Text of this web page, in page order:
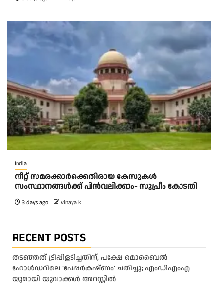
India
നീറ്റ് സമരക്കാർക്കെതിരായ കേസുകൾ
സംസ്ഥാനങ്ങൾക്ക് പിൻവലിക്കാം- സുപ്രീം കോടതി
3 days ago vinaya k
RECENT POSTS
തടഞ്ഞത് ട്രിപ്പിളടിച്ചതിന്, പക്ഷേ മൊബൈൽ
ഹോൾഡറിലെ ‘പേപ്പർകഷ്ണം’ ചതിച്ചു; എംഡിഎംഎ
യുമായി യുവാക്കൾ അറസ്റ്റിൽ